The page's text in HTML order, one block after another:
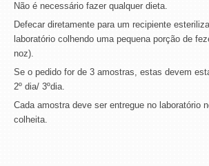
Não é necessário fazer qualquer dieta.
Defecar diretamente para um recipiente
laboratório colhendo uma pequena porção de
noz).
Se o pedido for de 3 amostras, estas devem
2º dia/ 3ºdia.
Cada amostra deve ser entregue no laboratório
colheita.